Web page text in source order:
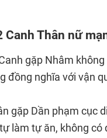
Canh Thân nữ
gặp Nhâm
đồng nghĩa với vận
gặp Dần phạm cục
làm tự ăn, không